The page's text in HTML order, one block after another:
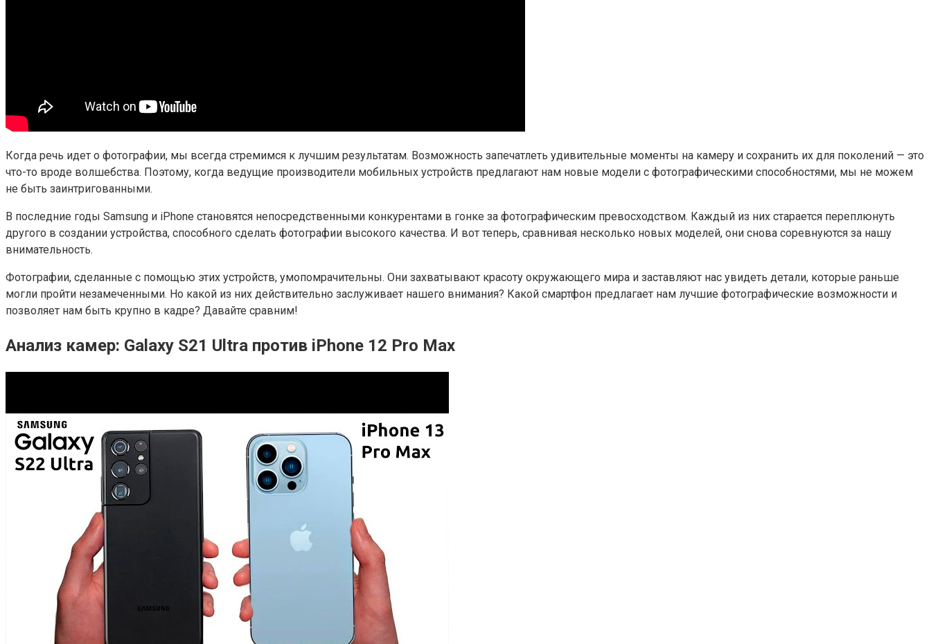
Когда речь идет о фотографии, мы всегда стремимся к лучшим результатам. Возможность запечатлеть удивительные моменты на камеру и сохранить их для поколений — это
что-то вроде волшебства. Поэтому, когда ведущие производители мобильных устройств предлагают нам новые модели с фотографическими способностями, мы не можем
не быть заинтригованными.
В последние годы Samsung и iPhone становятся непосредственными конкурентами в гонке за фотографическим превосходством. Каждый из них старается переплюнуть
другого в создании устройства, способного сделать фотографии высокого качества. И вот теперь, сравнивая несколько новых моделей, они снова соревнуются за нашу
внимательность.
Фотографии, сделанные с помощью этих устройств, умопомрачительны. Они захватывают красоту окружающего мира и заставляют нас увидеть детали, которые раньше
могли пройти незамеченными. Но какой из них действительно заслуживает нашего внимания? Какой смартфон предлагает нам лучшие фотографические возможности и
позволяет нам быть крупно в кадре? Давайте сравним!
Анализ камер: Galaxy S21 Ultra против iPhone 12 Pro Max